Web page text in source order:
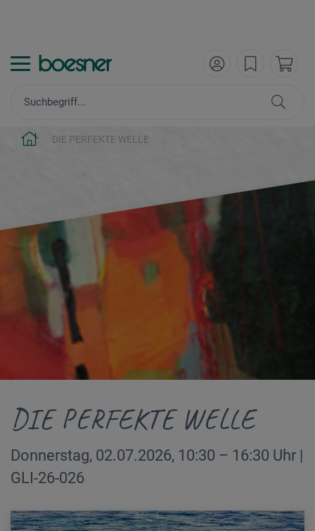
DIE PERFEKTE WELLE
DIE PERFEKTE WELLE
Donnerstag, 02.07.2026, 10:30 – 16:30 Uhr |
GLI-26-026